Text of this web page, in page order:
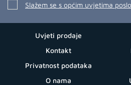
Slažem se s općim uvjetima
Uvjeti prodaje
Kontakt
Privatnost podataka
O nama